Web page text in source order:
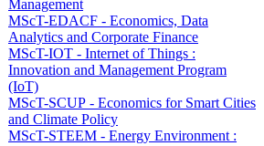
Management
MScT-EDACF - Economics, Data
Analytics and Corporate Finance
MScT-IOT - Internet of Things :
Innovation and Management Program
(IoT)
MScT-SCUP - Economics for Smart Cities
and Climate Policy
MScT-STEEM - Energy Environment :